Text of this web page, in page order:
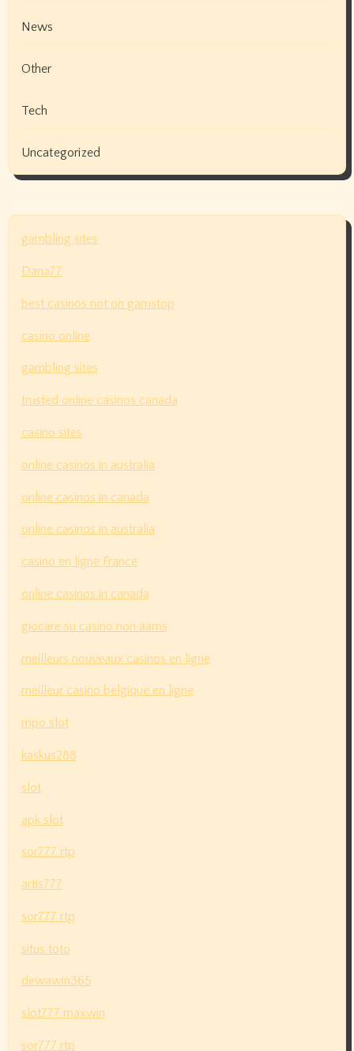
News
Other
Tech
Uncategorized
gambling sites
Dana77
best casinos not on gamstop
casino online
gambling sites
trusted online casinos canada
casino sites
online casinos in australia
online casinos in canada
online casinos in australia
casino en ligne France
online casinos in canada
giocare su casino non aams
meilleurs nouveaux casinos en ligne
meilleur casino belgique en ligne
mpo slot
kaskus288
slot
apk slot
sor777 rtp
artis777
sor777 rtp
situs toto
dewawin365
slot777 maxwin
sor777 rtp